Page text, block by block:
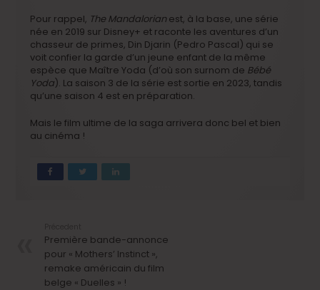
Pour rappel, The Mandalorian est, à la base, une série
née en 2019 sur Disney+ et raconte les aventures d’un
chasseur de primes, Din Djarin (Pedro Pascal) qui se
voit confier la garde d’un jeune enfant de la même
espèce que Maître Yoda (d’où son surnom de Bébé
Yoda). La saison 3 de la série est sortie en 2023, tandis
qu’une saison 4 est en préparation.
Mais le film ultime de la saga arrivera donc bel et bien
au cinéma !
Première bande-annonce
pour « Mothers’ Instinct »,
remake américain du film
belge « Duelles » !